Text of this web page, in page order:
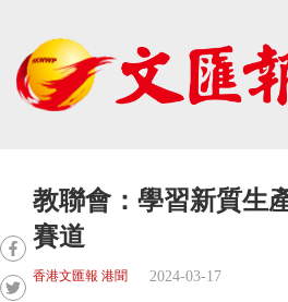
教聯會：學習新質生
賽道
香港文匯報 港聞 2024-03-17